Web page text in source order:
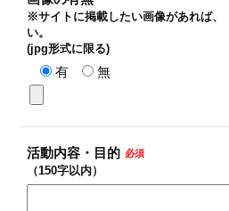
※サイトに掲載したい画像があれば、
い。
(jpg形式に限る)
有 無
活動内容・目的 必須
（150字以内）